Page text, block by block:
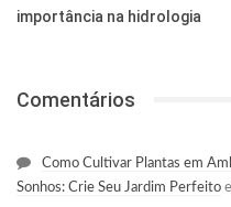
importância na hidrologia
Comentários
Como Cultivar Plantas em
Sonhos: Crie Seu Jardim Perfeito